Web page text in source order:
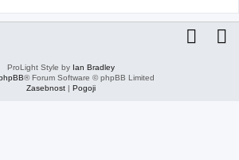
ProLight Style by Ian Bradley
® Forum Software © phpBB Limited
Zasebnost| Pogoji